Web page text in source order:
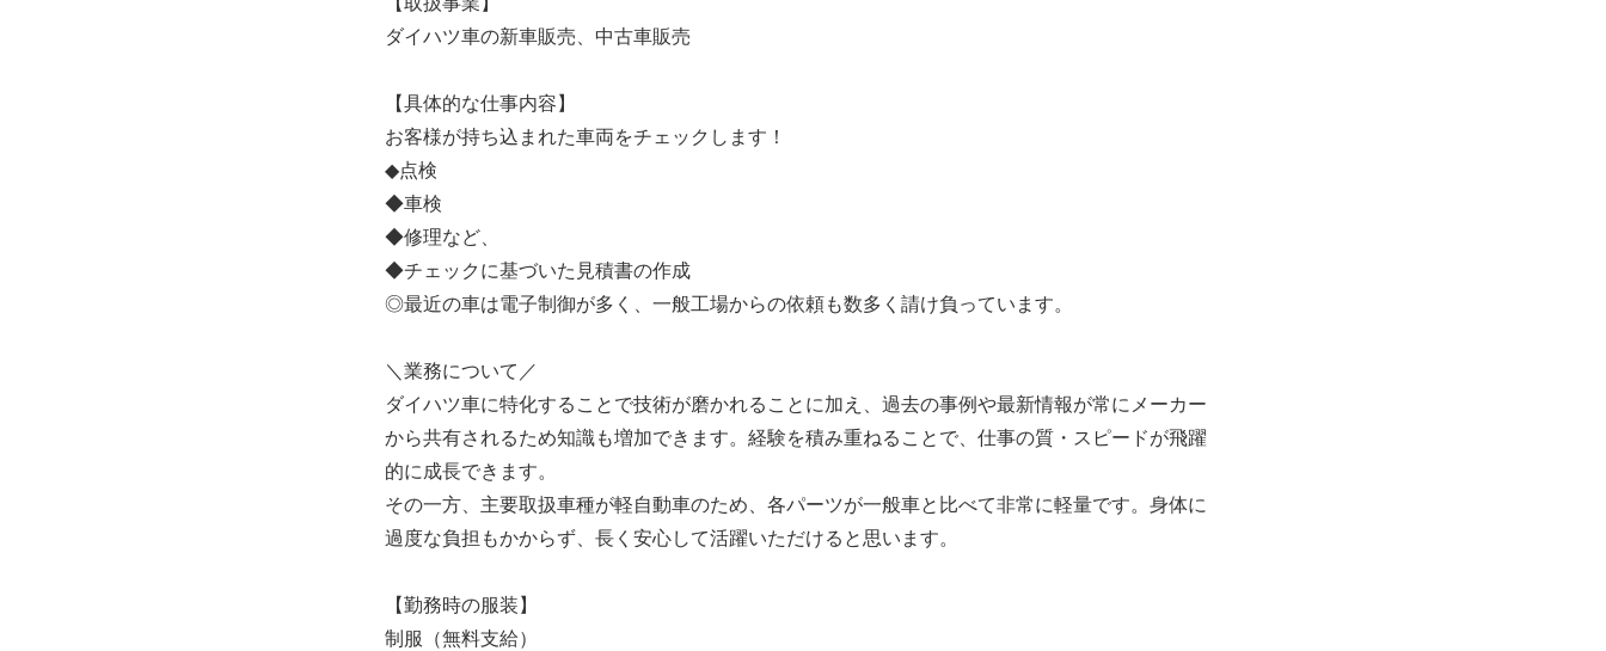
ダイハツ車の新車販売、中古車販売
【具体的な仕事内容】
お客様が持ち込まれた車両をチェックします！
◆点検
◆車検
◆修理など、
◆チェックに基づいた見積書の作成
◎最近の車は電子制御が多く、一般工場からの依頼も数多く請け負っています。
＼業務について／
ダイハツ車に特化することで技術が磨かれることに加え、過去の事例や最新情報が常にメーカー
から共有されるため知識も増加できます。経験を積み重ねることで、仕事の質・スピードが飛躍
的に成長できます。
その一方、主要取扱車種が軽自動車のため、各パーツが一般車と比べて非常に軽量です。身体に
過度な負担もかからず、長く安心して活躍いただけると思います。
【勤務時の服装】
制服（無料支給）